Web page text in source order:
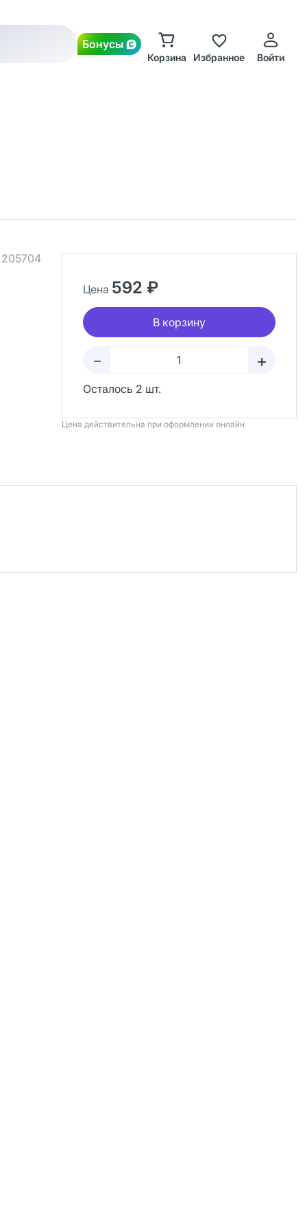
Бонусы
Корзина Избранное Войти
205704
Цена 592 ₽
В корзину
– +
Осталось 2 шт.
Цена действительна при оформлении онлайн